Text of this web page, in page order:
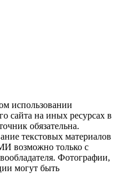
использовании
сайта на иных ресурсах в
обязательна.
текстовых материалов
возможно только с
Фотографии,
могут быть